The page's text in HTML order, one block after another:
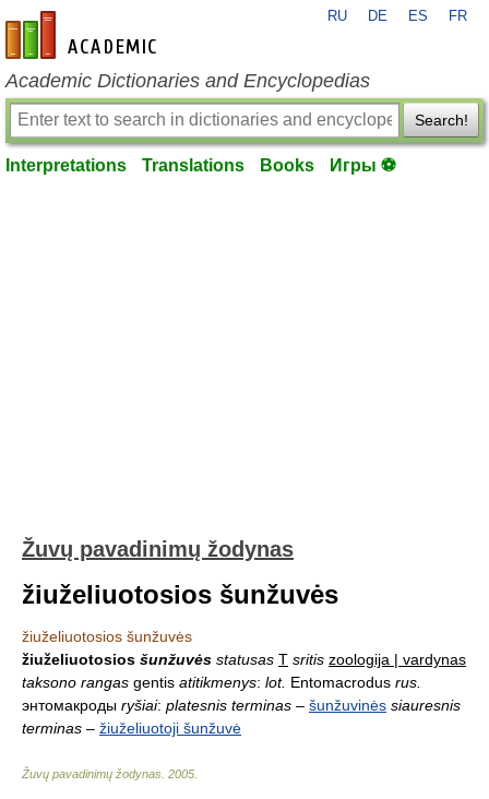
en-academic.com
RU DE ES FR
Academic Dictionaries and Encyclopedias
Search!
Interpretations Translations Books Игры ⚽
Žuvų pavadinimų žodynas
žiuželiuotosios šunžuvės
žiuželiuotosios šunžuvės
žiuželiuotosios šunžuvės statusas T sritis zoologija | vardynas
taksono rangas gentis atitikmenys: lot. Entomacrodus rus.
энтомакроды ryšiai: platesnis terminas – šunžuvinės siauresnis
terminas – žiuželiuotoji šunžuvė
Žuvų pavadinimų žodynas 2005